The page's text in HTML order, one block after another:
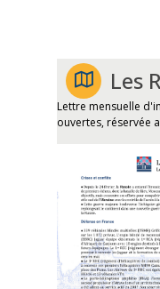
Les
Lettre mensuelle
ouvertes, réservée